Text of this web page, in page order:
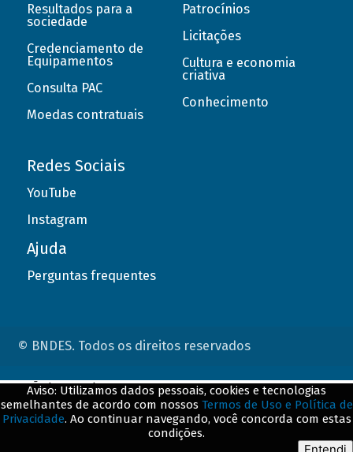
Resultados para a
sociedade
Credenciamento de
Equipamentos
Consulta PAC
Moedas contratuais
Patrocínios
Licitações
Cultura e economia
criativa
Conhecimento
Redes Sociais
YouTube
Instagram
Ajuda
Perguntas frequentes
© BNDES. Todos os direitos reservados
Aviso: Utilizamos dados pessoais, cookies e tecnologias
semelhantes de acordo com nossos Termos de Uso e Política de
Privacidade. Ao continuar navegando, você concorda com estas
condições.
ConteÃºdo complementar
${title}${badge}